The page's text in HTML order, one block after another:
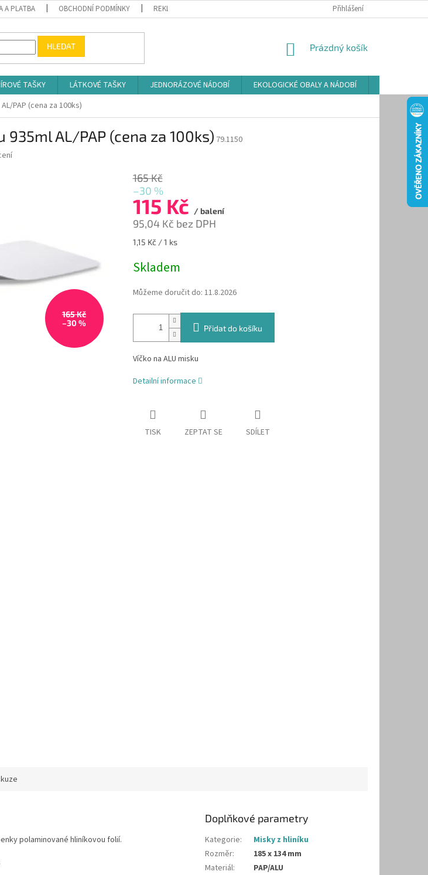
A PLATBA OBCHODNÍ PODMÍNKY REKLAMAČNÍ ŘÁD ZÁSADY POUŽÍVÁNÍ SOUBORŮ COOKIES
Přihlášení
HLEDAT
NÁKUPNÍ
Prázdný košík
TAŠKY LÁTKOVÉ TAŠKY JEDNORÁZOVÉ NÁDOBÍ EKOLOGICKÉ OBALY A NÁDOBÍ
PAP (cena za 100ks)
935ml AL/PAP (cena za 100ks) 79.1150
165 Kč
–30 %
165 Kč
–30 %
115 Kč / balení
95,04 Kč bez DPH
Měrná
1,15 Kč / 1 ks
Skladem
Můžeme doručit do: 11.8.2026
Přidat do košíku
Víčko na ALU misku
Detailní informace
TISK ZEPTAT SE SDÍLET
polaminované hliníkovou folií.
Doplňkové parametry
Kategorie:
Misky z hliníku
Rozměr:
185 x 134 mm
Materiál: PAP/ALU